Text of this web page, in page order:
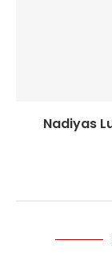
Nadiyas